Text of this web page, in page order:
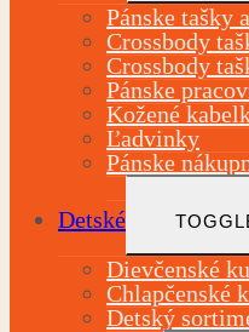
Pánske tašky
Crossbody
Crossbody
Pánske
Kožené
Ľadvinky
Pánske
Detské
Dievčenské
Chlapčenské
Detský